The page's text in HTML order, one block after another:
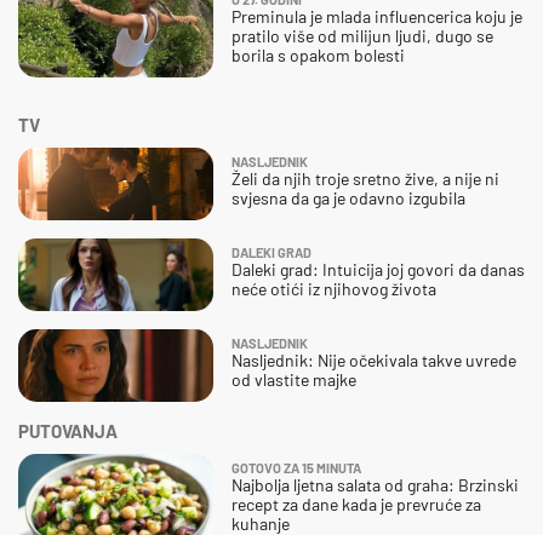
Preminula je mlada influencerica koju je
pratilo više od milijun ljudi, dugo se
borila s opakom bolesti
TV
NASLJEDNIK
Želi da njih troje sretno žive, a nije ni
svjesna da ga je odavno izgubila
DALEKI GRAD
Daleki grad: Intuicija joj govori da danas
neće otići iz njihovog života
NASLJEDNIK
Nasljednik: Nije očekivala takve uvrede
od vlastite majke
PUTOVANJA
GOTOVO ZA 15 MINUTA
Najbolja ljetna salata od graha: Brzinski
recept za dane kada je prevruće za
kuhanje